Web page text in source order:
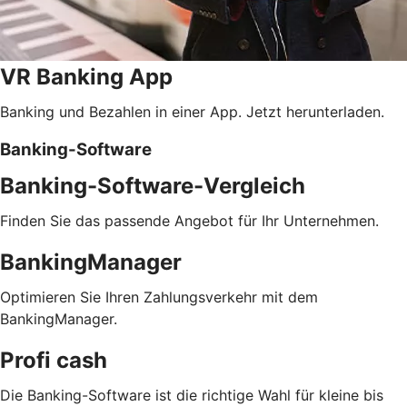
VR Banking App
Banking und Bezahlen in einer App. Jetzt herunterladen.
Banking-Software
Banking-Software-Vergleich
Finden Sie das passende Angebot für Ihr Unternehmen.
BankingManager
Optimieren Sie Ihren Zahlungsverkehr mit dem
BankingManager.
Profi cash
Die Banking-Software ist die richtige Wahl für kleine bis